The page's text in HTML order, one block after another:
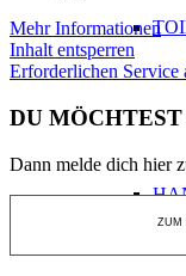
Mehr Informationen
Inhalt entsperren
Erforderlichen Service
DU
Dann melde dich hier
ZUM